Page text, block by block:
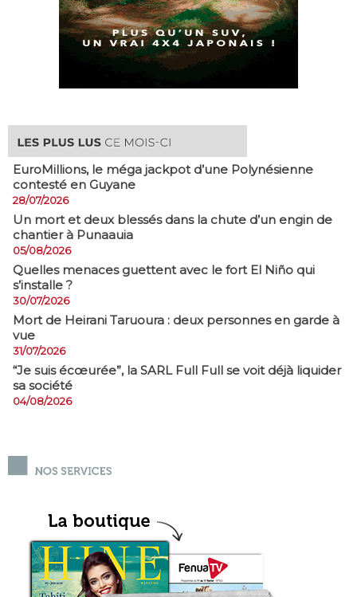
EuroMillions, ​le méga jackpot d’une Polynésienne
contesté en Guyane
28/07/2026
​Un mort et deux blessés dans la chute d’un engin de
chantier à Punaauia
05/08/2026
Quelles menaces guettent avec le fort El Niño qui
s’installe ?
30/07/2026
Mort de Heirani Taruoura : deux personnes en garde à
vue
31/07/2026
​“Je suis écœurée”, la SARL Full Full se voit déjà liquider
sa société
04/08/2026